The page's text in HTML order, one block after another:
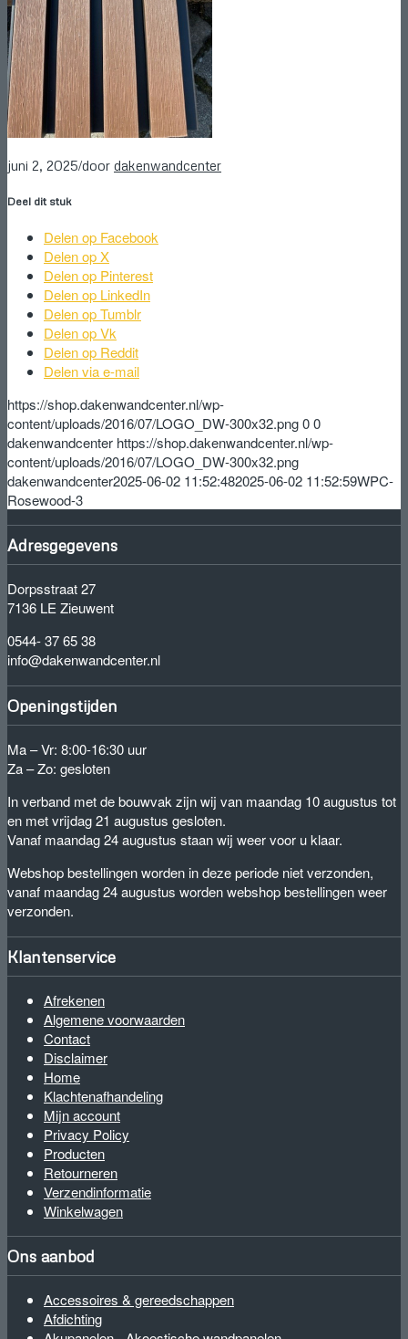
juni 2, 2025/door dakenwandcenter
Deel dit stuk
Delen op Facebook
Delen op X
Delen op Pinterest
Delen op LinkedIn
Delen op Tumblr
Delen op Vk
Delen op Reddit
Delen via e-mail
https://shop.dakenwandcenter.nl/wp-
content/uploads/2016/07/LOGO_DW-300x32.png00
dakenwandcenter https://shop.dakenwandcenter.nl/wp-
content/uploads/2016/07/LOGO_DW-300x32.png
dakenwandcenter2025-06-02 11:52:482025-06-02 11:52:59WPC-
Rosewood-3
Adresgegevens
Dorpsstraat 27
7136 LE Zieuwent
0544- 37 65 38
info@dakenwandcenter.nl
Openingstijden
Ma – Vr: 8:00-16:30 uur
Za – Zo: gesloten
In verband met de bouwvak zijn wij van maandag 10 augustus tot
en met vrijdag 21 augustus gesloten.
Vanaf maandag 24 augustus staan wij weer voor u klaar.
Webshop bestellingen worden in deze periode niet verzonden,
vanaf maandag 24 augustus worden webshop bestellingen weer
verzonden.
Klantenservice
Afrekenen
Algemene voorwaarden
Contact
Disclaimer
Home
Klachtenafhandeling
Mijn account
Privacy Policy
Producten
Retourneren
Verzendinformatie
Winkelwagen
Ons aanbod
Accessoires & gereedschappen
Afdichting